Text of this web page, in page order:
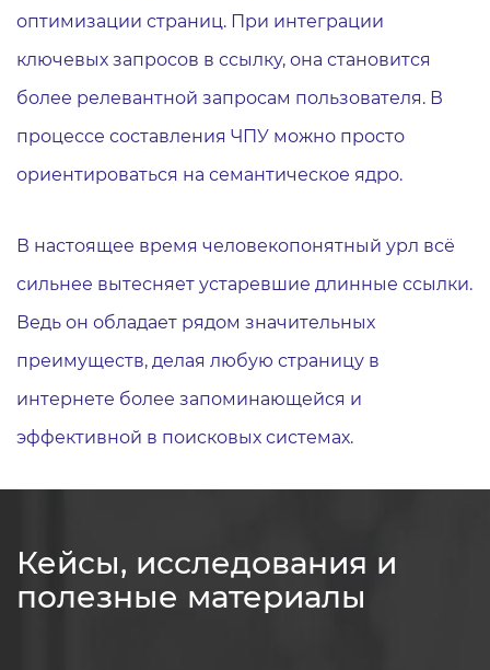
оптимизации страниц. При интеграции
ключевых запросов в ссылку, она становится
более релевантной запросам пользователя. В
процессе составления ЧПУ можно просто
ориентироваться на семантическое ядро.
В настоящее время человекопонятный урл всё
сильнее вытесняет устаревшие длинные ссылки.
Ведь он обладает рядом значительных
преимуществ, делая любую страницу в
интернете более запоминающейся и
эффективной в поисковых системах.
Кейсы, исследования и
полезные материалы